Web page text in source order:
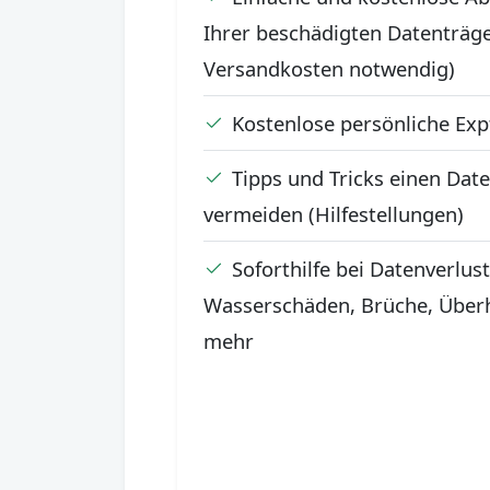
Ihrer beschädigten
Versandkosten notwendig)
Kostenlose persönliche
Tipps und Tricks einen
vermeiden (Hilfestellungen)
Soforthilfe bei
Wasserschäden, Brüche,
mehr